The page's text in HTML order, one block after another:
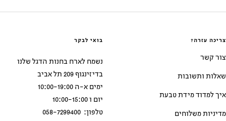
צריכה עזרה?
צור קשר
שאלות ותשובות
איך למדוד מידת טבעת
מדיניות משלוחים
בואי לבקר
נשמח לארח בחנות הדגל שלנו
בדיזינגוף 209 תל אביב
ימים א-ה 10:00-19:00
יום ו 10:00-15:00
טלפון: 058-7299400